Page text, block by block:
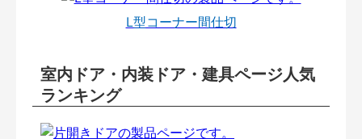
L型コーナー間仕切
室内ドア・内装ドア・建具ページ人気
ランキング